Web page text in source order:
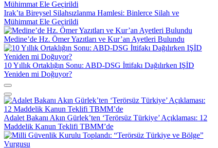
Irak’ta Bireysel Silahsızlanma Hamlesi: Binlerce Silah ve
Mühimmat Ele Geçirildi
Medine’de Hz. Ömer Yazıtları ve Kur’an Ayetleri Bulundu
10 Yıllık Ortaklığın Sonu: ABD-DSG İttifakı Dağılırken IŞİD
Yeniden mi Doğuyor?
Adalet Bakanı Akın Gürlek’ten ‘Terörsüz Türkiye’ Açıklaması: 12
Maddelik Kanun Teklifi TBMM’de